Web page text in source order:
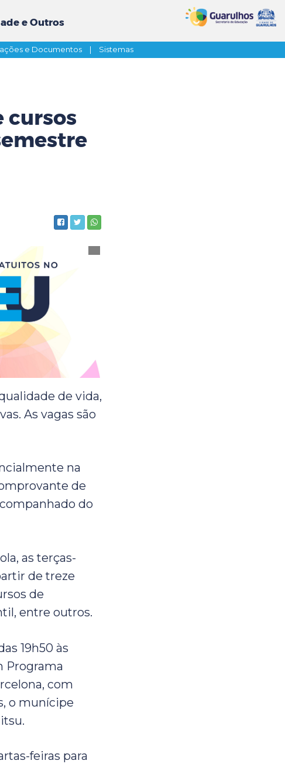
e Outros
e Documentos | Sistemas
cursos
de vida,
As vagas são
na
de
do
as terças-
de treze
de
entre outros.
19h50 às
Programa
com
o munícipe
feiras para